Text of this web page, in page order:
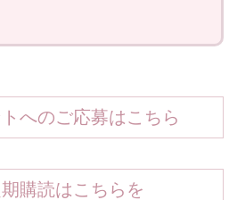
へのご応募はこちら
購読はこちらを